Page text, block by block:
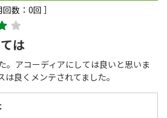
数：0回 ］
は
。アコーディアにしては良いと思いま
良くメンテされてました。